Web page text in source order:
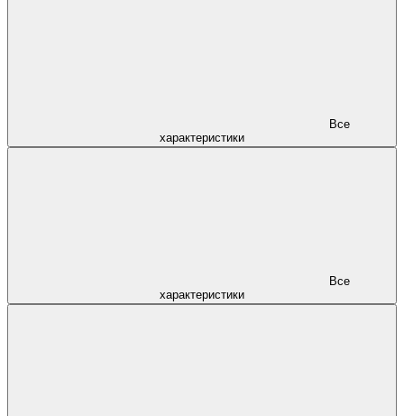
характеристики
характеристики